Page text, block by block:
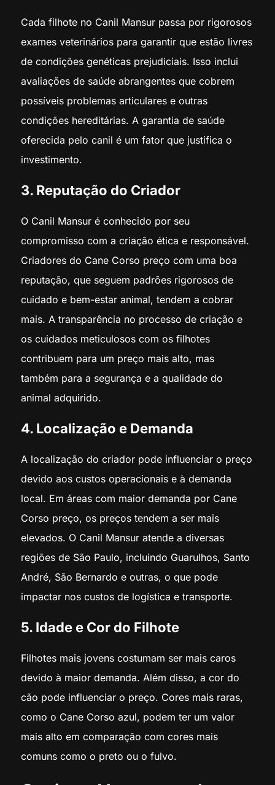
Cada filhote no Canil Mansur passa por rigorosos
exames veterinários para garantir que estão livres
de condições genéticas prejudiciais. Isso inclui
avaliações de saúde abrangentes que cobrem
possíveis problemas articulares e outras
condições hereditárias. A garantia de saúde
oferecida pelo canil é um fator que justifica o
investimento.
3. Reputação do Criador
O Canil Mansur é conhecido por seu
compromisso com a criação ética e responsável.
Criadores do Cane Corso preço com uma boa
reputação, que seguem padrões rigorosos de
cuidado e bem-estar animal, tendem a cobrar
mais. A transparência no processo de criação e
os cuidados meticulosos com os filhotes
contribuem para um preço mais alto, mas
também para a segurança e a qualidade do
animal adquirido.
4. Localização e Demanda
A localização do criador pode influenciar o preço
devido aos custos operacionais e à demanda
local. Em áreas com maior demanda por Cane
Corso preço, os preços tendem a ser mais
elevados. O Canil Mansur atende a diversas
regiões de São Paulo, incluindo Guarulhos, Santo
André, São Bernardo e outras, o que pode
impactar nos custos de logística e transporte.
5. Idade e Cor do Filhote
Filhotes mais jovens costumam ser mais caros
devido à maior demanda. Além disso, a cor do
cão pode influenciar o preço. Cores mais raras,
como o Cane Corso azul, podem ter um valor
mais alto em comparação com cores mais
comuns como o preto ou o fulvo.